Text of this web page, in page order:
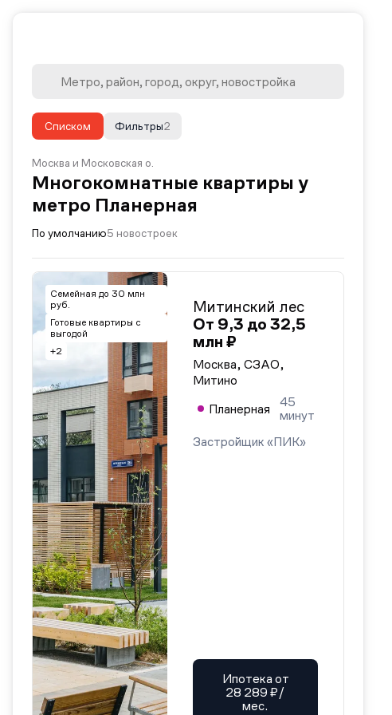
Списком 2
Фильтры
Москва и Московская о.
Многокомнатные квартиры у
метро Планерная
По умолчанию5 новостроек
Семейная до 30 млн
руб.
Готовые квартиры с
выгодой
+2
Митинский лес
От 9,3 до 32,5
млн ₽
Москва, СЗАО,
Митино
Планерная
45
минут
Застройщик «ПИК»
Ипотека от
28 289 ₽/
мес.